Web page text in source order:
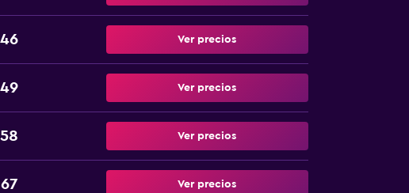
Ver precios
Ver precios
Ver precios
Ver precios